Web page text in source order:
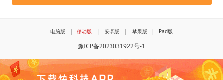
电脑版 | 移动版 | 安卓版 | 苹果版 | Pad版
豫ICP备2023031922号-1